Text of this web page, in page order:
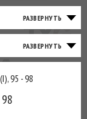
95 - 98